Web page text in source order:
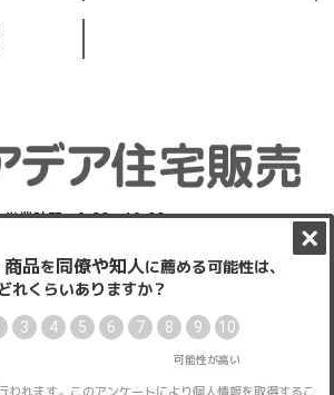
営業時間：9:00～19:00
シーポリシー サイトマップ